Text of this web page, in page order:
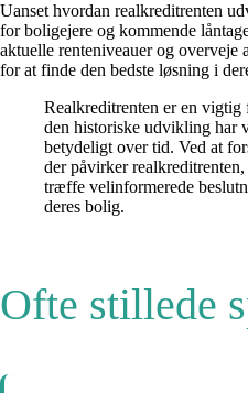
Uanset hvordan realkreditrenten
for boligejere og kommende
aktuelle renteniveauer og overveje
for at finde den bedste løsning i
Realkreditrenten er en
den historiske udvikling har
betydeligt over tid. Ved at
der påvirker
træffe velinformerede
deres bolig.
Ofte stillede